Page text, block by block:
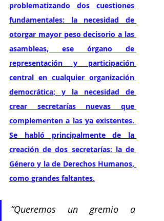
problematizando dos cuestiones
fundamentales: la necesidad de
otorgar mayor peso decisorio a las
asambleas, ese órgano de
representación y participación
central en cualquier organización
democrática; y la necesidad de
crear secretarías nuevas que
complementen a las ya existentes.
Se habló principalmente de la
creación de dos secretarías: la de
Género y la de Derechos Humanos,
como grandes faltantes.
“Queremos un gremio a